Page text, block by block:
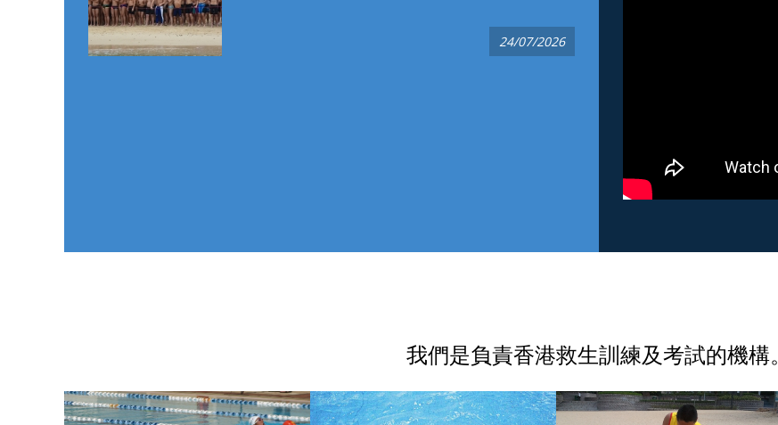
24/07/2026
我們是負責香港救生訓練及考試的機構。